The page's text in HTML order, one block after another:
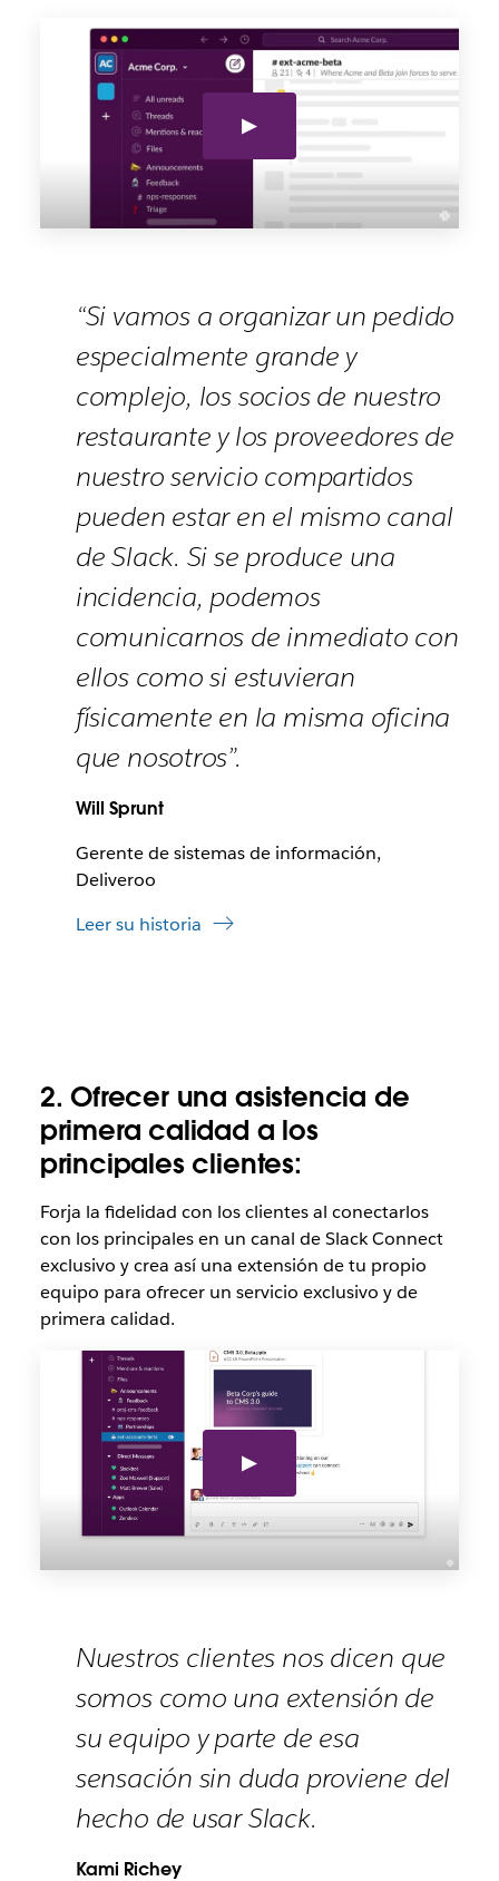
“Si vamos a organizar un pedido
especialmente grande y
complejo, los socios de nuestro
restaurante y los proveedores de
nuestro servicio compartidos
pueden estar en el mismo canal
de Slack. Si se produce una
incidencia, podemos
comunicarnos de inmediato con
ellos como si estuvieran
físicamente en la misma oficina
que nosotros”.
Will Sprunt
Gerente de sistemas de información,
Deliveroo
Leer su historia
2. Ofrecer una asistencia de
primera calidad a los
principales clientes:
Forja la fidelidad con los clientes al conectarlos
con los principales en un canal de Slack Connect
exclusivo y crea así una extensión de tu propio
equipo para ofrecer un servicio exclusivo y de
primera calidad.
Nuestros clientes nos dicen que
somos como una extensión de
su equipo y parte de esa
sensación sin duda proviene del
hecho de usar Slack.
Kami Richey